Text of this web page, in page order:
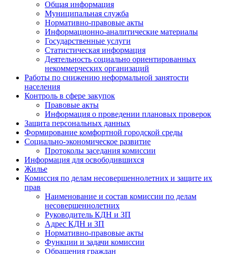
Общая информация
Муниципальная служба
Нормативно-правовые акты
Информационно-аналитические материалы
Государственные услуги
Статистическая информация
Деятельность социально ориентированных
некоммерческих организаций
Работы по снижению неформальной занятости
населения
Контроль в сфере закупок
Правовые акты
Информация о проведении плановых проверок
Защита персональных данных
Формирование комфортной городской среды
Социально-экономическое развитие
Протоколы заседания комиссии
Информация для освободившихся
Жилье
Комиссия по делам несовершеннолетних и защите их
прав
Наименование и состав комиссии по делам
несовершеннолетних
Руководитель КДН и ЗП
Адрес КДН и ЗП
Нормативно-правовые акты
Функции и задачи комиссии
Обращения граждан